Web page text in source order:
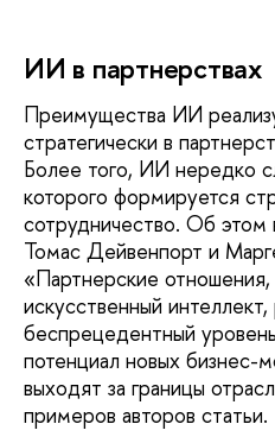
ИИ в партнерствах
Преимущества ИИ
стратегически в
Более того, ИИ нередко
которого формируется
сотрудничество. Об этом
Томас Дейвенпорт и
«Партнерские
искусственный интеллект,
беспрецедентный
потенциал новых бизнес-
выходят за границы
примеров авторов статьи.